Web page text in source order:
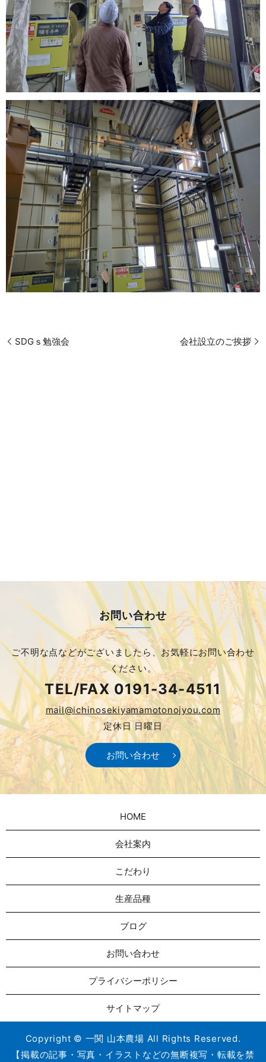
SDGｓ勉強会 会社設立のご挨拶
お問い合わせ
ご不明な点などがございましたら、お気軽にお問い合わせ
ください。
TEL/FAX 0191-34-4511
mail@ichinosekiyamamotonojyou.com
定休日 日曜日
お問い合わせ
HOME
会社案内
こだわり
生産品種
ブログ
お問い合わせ
プライバシーポリシー
サイトマップ
Copyright © 一関 山本農場 All Rights Reserved.
【掲載の記事・写真・イラストなどの無断複写・転載を禁